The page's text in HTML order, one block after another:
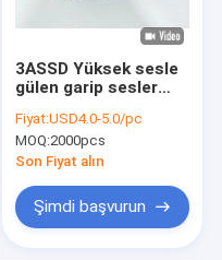
3ASSD Yüksek sesle
gülen garip sesler
sallandırır Dolu
hayvanlar dolusu
oyuncaklar komik
Fiyat:USD4.0-5.0/pc
MOQ:2000pcs
Son Fiyat alın
Şimdi başvurun